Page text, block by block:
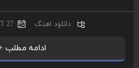
دانلود اهنگ 27 آگوست 2022
ادامه مطلب